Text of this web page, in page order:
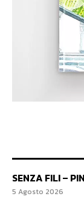
SENZA FILI –
5 Agosto 2026